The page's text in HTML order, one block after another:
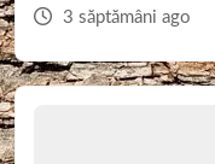
3 săptămâni ago